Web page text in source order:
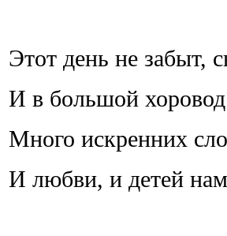
Этот день не забыт,
И в большой хоровод
Много искренних
И любви, и детей